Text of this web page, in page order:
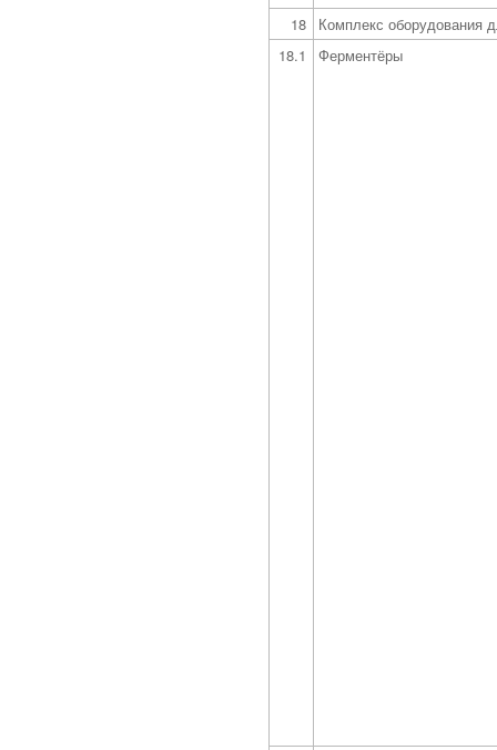
18
Комплекс оборудования
18.1
Ферментёры